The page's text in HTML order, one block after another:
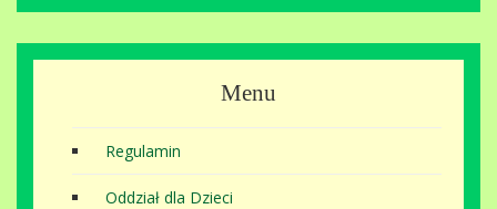
Menu
Regulamin
Oddział dla Dzieci